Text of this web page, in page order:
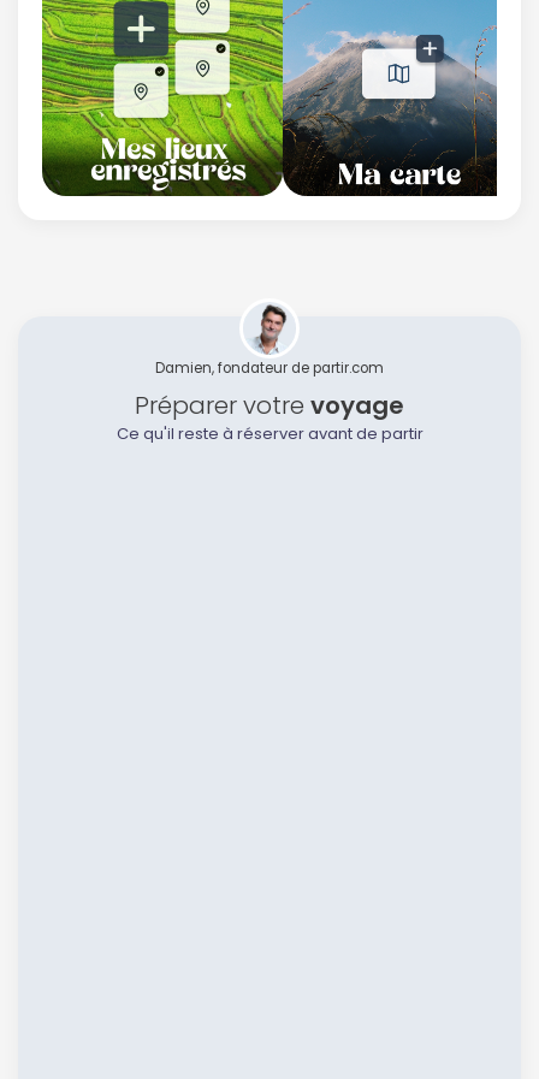
Damien, fondateur de partir.com
Préparer votre voyage
Ce qu'il reste à réserver avant de partir